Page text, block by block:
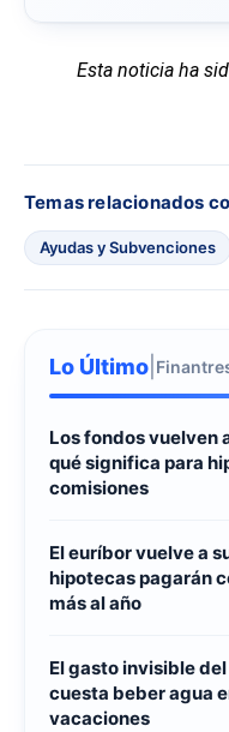
Esta noticia ha
Temas relacionados
Ayudas y Subvenciones
Lo Último
Los fondos vuelven
qué significa para
comisiones
El euríbor vuelve a
hipotecas pagarán
más al año
El gasto invisible
cuesta beber agua
vacaciones